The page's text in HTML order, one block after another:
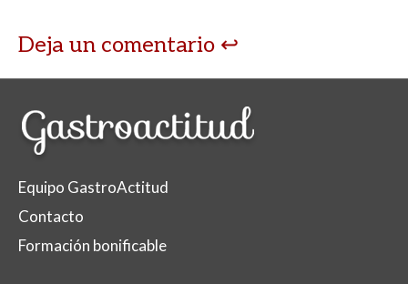
Deja un comentario
Equipo GastroActitud
Contacto
Formación bonificable